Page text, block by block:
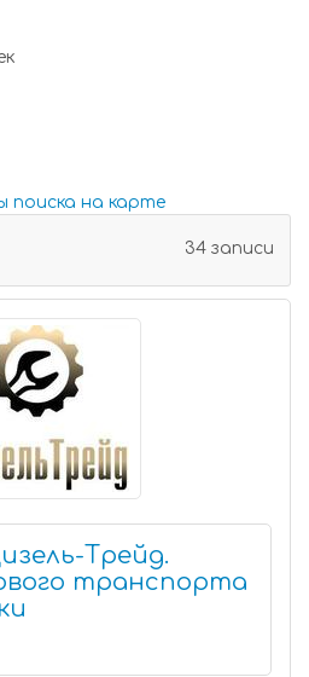
поиска на карте
34 записи
Трейд.
транспорта